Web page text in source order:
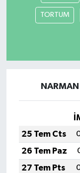
TORTUM
25 Tem Cts
26 Tem Paz
27 Tem Pts